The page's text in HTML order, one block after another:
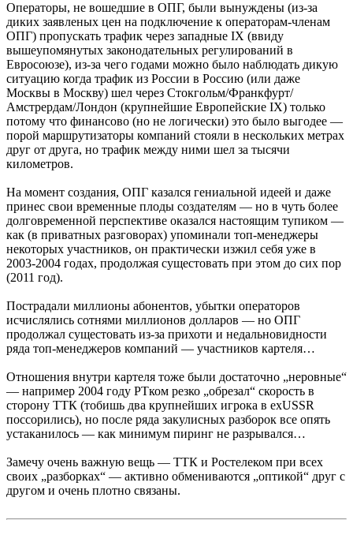
Операторы, не вошедшие в ОПГ, были вынуждены (из-за
диких заявленых цен на подключение к операторам-членам
ОПГ) пропускать трафик через западные IX (ввиду
вышеупомянутых законодательных регулирований в
Евросоюзе), из-за чего годами можно было наблюдать дикую
ситуацию когда трафик из России в Россию (или даже
Москвы в Москву) шел через Стокгольм/Франкфурт/
Амстрердам/Лондон (крупнейшие Европейские IX) только
потому что финансово (но не логически) это было выгодее —
порой маршрутизаторы компаний стояли в нескольких метрах
друг от друга, но трафик между ними шел за тысячи
километров.
На момент создания, ОПГ казался гениальной идеей и даже
принес свои временные плоды создателям — но в чуть более
долговременной перспективе оказался настоящим тупиком —
как (в приватных разговорах) упоминали топ-менеджеры
некоторых участников, он практически изжил себя уже в
2003-2004 годах, продолжая сущестовать при этом до сих пор
(2011 год).
Пострадали миллионы абонентов, убытки операторов
исчислялись сотнями миллионов долларов — но ОПГ
продолжал сущестовать из-за прихоти и недальновидности
ряда топ-менеджеров компаний — участников картеля…
Отношения внутри картеля тоже были достаточно „неровные“
— например 2004 году РТком резко „обрезал“ скорость в
сторону ТТК (тобишь два крупнейших игрока в exUSSR
поссорились), но после ряда закулисных разборок все опять
устаканилось — как минимум пиринг не разрывался…
Замечу очень важную вещь — ТТК и Ростелеком при всех
своих „разборках“ — активно обмениваются „оптикой“ друг с
другом и очень плотно связаны.